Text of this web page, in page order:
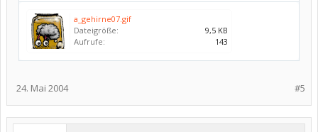
a_gehirne07.gif
Dateigröße:
9,5 KB
Aufrufe:
143
#5
24. Mai 2004